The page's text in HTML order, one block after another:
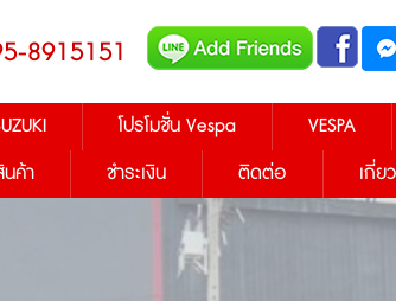
8915151
โปรโมชั่น Vespa VESPA
ค้า ชำระเงิน ติดต่อ เกี่ย